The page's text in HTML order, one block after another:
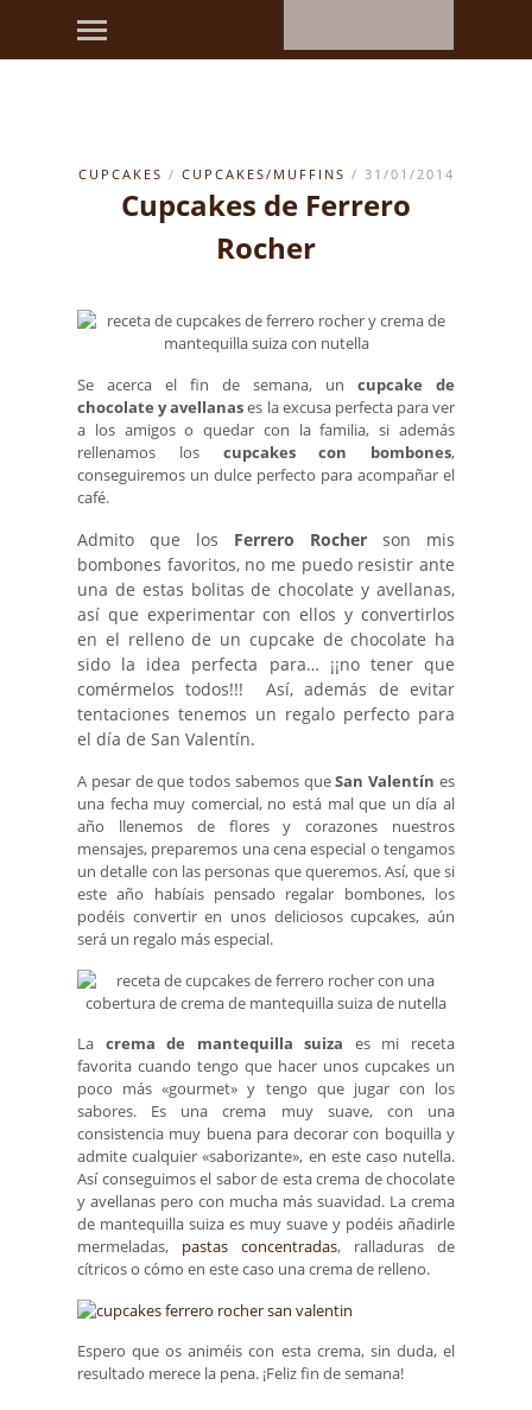
CUPCAKES / CUPCAKES/MUFFINS / 31/01/2014
Cupcakes de Ferrero
Rocher
Se acerca el fin de semana, un cupcake de
chocolate y avellanases la excusa perfecta para ver
a los amigos o quedar con la familia, si además
rellenamos los cupcakes con bombones,
conseguiremos un dulce perfecto para acompañar el
café.
Admito que los Ferrero Rocher son mis
bombones favoritos, no me puedo resistir ante
una de estas bolitas de chocolate y avellanas,
así que experimentar con ellos y convertirlos
en el relleno de un cupcake de chocolate ha
sido la idea perfecta para… ¡¡no tener que
comérmelos todos!!! Así, además de evitar
tentaciones tenemos un regalo perfecto para
el día de San Valentín.
A pesar de que todos sabemos queSan Valentín es
una fecha muy comercial, no está mal que un día al
año llenemos de flores y corazones nuestros
mensajes, preparemos una cena especial o tengamos
un detalle con las personas que queremos. Así, que si
este año habíais pensado regalar bombones, los
podéis convertir en unos deliciosos cupcakes, aún
será un regalo más especial.
La crema de mantequilla suiza es mi receta
favorita cuando tengo que hacer unos cupcakes un
poco más «gourmet» y tengo que jugar con los
sabores. Es una crema muy suave, con una
consistencia muy buena para decorar con boquilla y
admite cualquier «saborizante», en este caso nutella.
Así conseguimos el sabor de esta crema de chocolate
y avellanas pero con mucha más suavidad. La crema
de mantequilla suiza es muy suave y podéis añadirle
mermeladas, pastas concentradas, ralladuras de
cítricos o cómo en este caso una crema de relleno.
Espero que os animéis con esta crema, sin duda, el
resultado merece la pena. ¡Feliz fin de semana!